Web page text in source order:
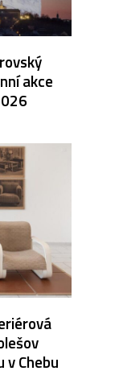
akce
Chebu